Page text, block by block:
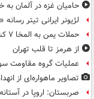
حامیان غزه در آلمان به
لژیونر ایرانی تیتر
حملات یمن به المخا ۷ کشته و ۳۰ مجروح برجا گذاشت
از هرمز تا قلب تهران
عملیات گروه مقاومت
تصاویر ماهواره‌ای از انهدام
صربستان: اروپا در